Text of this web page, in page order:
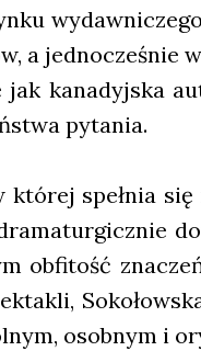
a jed­no­cze­śnie
kana­dyj­ska
pyta­nia.
speł­nia się
obfi­tość
osob­nym i